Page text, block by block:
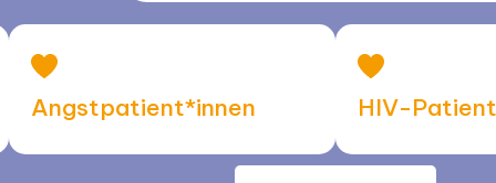
Angstpatient*innen HIV-